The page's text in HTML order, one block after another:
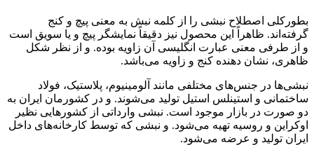
بطورکلی اصطلاح نبشی را از کلمه نبش به معنی پیچ و کنج
گرفته‌اند. ظاهراً این محصول نیز دقیقاً نمایشگر پیچ و یا سویق است
و از طرفی معنی عبارت انگلیسی آن زاویه بوده. و از نظر شکل
ظاهری، نشان دهنده کنج و زاویه می‌باشد.
نبشی‌ها در جنس‌های مختلفی مانند آلومینیوم، پلاستیک، فولاد
ساختمانی و استینلس استیل تولید می‌شوند. و در کشورمان ایران به
دو صورت در بازار موجود است. نبشی وارداتی از کشورهایی نظیر
اوکراین و روسیه تهیه می‌شود. و نبشی که توسط کارخانه‌های داخل
ایران تولید و عرضه می‌شود.